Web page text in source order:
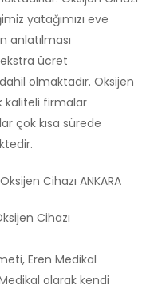
yatağımızı eve
anlatılması
ücret
olmaktadır. Oksijen
kaliteli firmalar
çok kısa sürede
Cihazı ANKARA
Cihazı
Eren Medikal
olarak kendi